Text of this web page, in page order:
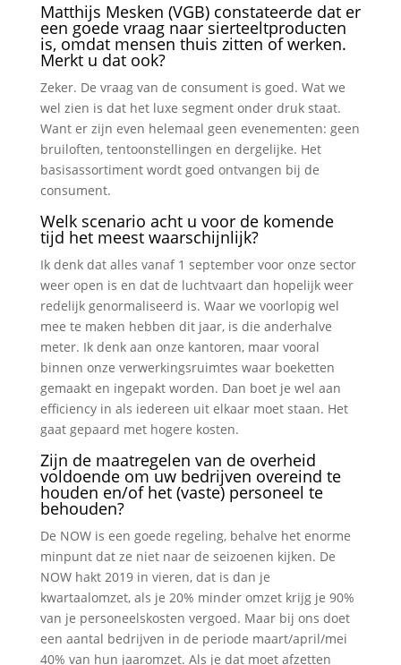
Matthijs Mesken (VGB) constateerde dat er
een goede vraag naar sierteeltproducten
is, omdat mensen thuis zitten of werken.
Merkt u dat ook?
Zeker. De vraag van de consument is goed. Wat we
wel zien is dat het luxe segment onder druk staat.
Want er zijn even helemaal geen evenementen: geen
bruiloften, tentoonstellingen en dergelijke. Het
basisassortiment wordt goed ontvangen bij de
consument.
Welk scenario acht u voor de komende
tijd het meest waarschijnlijk?
Ik denk dat alles vanaf 1 september voor onze sector
weer open is en dat de luchtvaart dan hopelijk weer
redelijk genormaliseerd is. Waar we voorlopig wel
mee te maken hebben dit jaar, is die anderhalve
meter. Ik denk aan onze kantoren, maar vooral
binnen onze verwerkingsruimtes waar boeketten
gemaakt en ingepakt worden. Dan boet je wel aan
efficiency in als iedereen uit elkaar moet staan. Het
gaat gepaard met hogere kosten.
Zijn de maatregelen van de overheid
voldoende om uw bedrijven overeind te
houden en/of het (vaste) personeel te
behouden?
De NOW is een goede regeling, behalve het enorme
minpunt dat ze niet naar de seizoenen kijken. De
NOW hakt 2019 in vieren, dat is dan je
kwartaalomzet, als je 20% minder omzet krijg je 90%
van je personeelskosten vergoed. Maar bij ons doet
een aantal bedrijven in de periode maart/april/mei
40% van hun jaaromzet. Als je dat moet afzetten